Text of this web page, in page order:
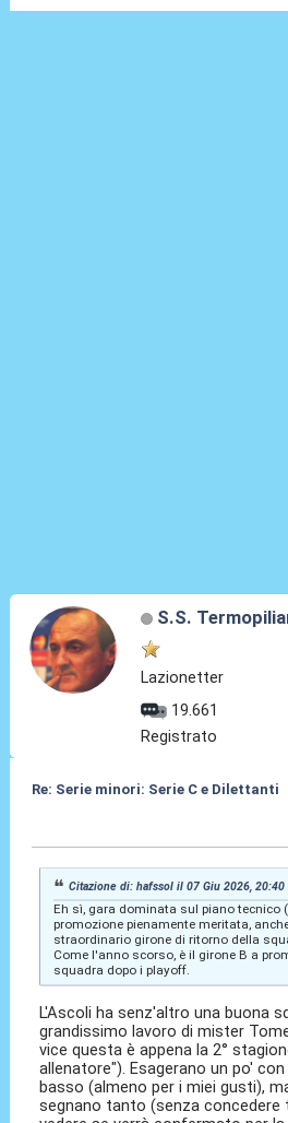
S.S.
Lazionetter
19.661
Registrato
Re: Serie minori: Serie C e Dilettanti
Citazione di: hafssol il 07 Giu 2026, 20:40
Eh sì, gara dominata sul piano tecnico
promozione pienamente meritata,
straordinario girone di ritorno della
Come l'anno scorso, è il girone B a
squadra dopo i playoff.
L'Ascoli ha senz'altro una buona
grandissimo lavoro di mister
vice questa è appena la 2°
allenatore"). Esagerano un po'
basso (almeno per i miei gusti),
segnano tanto (senza concedere